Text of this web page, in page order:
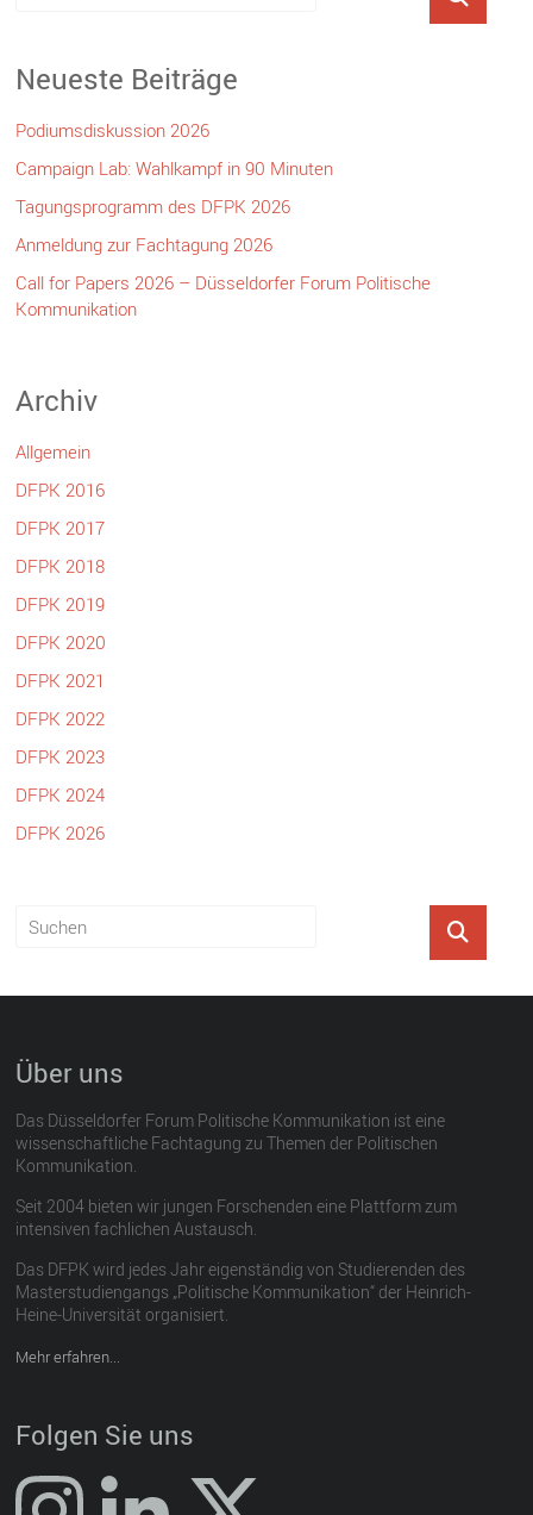
Neueste Beiträge
Podiumsdiskussion 2026
Campaign Lab: Wahlkampf in 90 Minuten
Tagungsprogramm des DFPK 2026
Anmeldung zur Fachtagung 2026
Call for Papers 2026 – Düsseldorfer Forum Politische
Kommunikation
Archiv
Allgemein
DFPK 2016
DFPK 2017
DFPK 2018
DFPK 2019
DFPK 2020
DFPK 2021
DFPK 2022
DFPK 2023
DFPK 2024
DFPK 2026
Über uns
Das Düsseldorfer Forum Politische Kommunikation ist eine
wissenschaftliche Fachtagung zu Themen der Politischen
Kommunikation.
Seit 2004 bieten wir jungen Forschenden eine Plattform zum
intensiven fachlichen Austausch.
Das DFPK wird jedes Jahr eigenständig von Studierenden des
Masterstudiengangs „Politische Kommunikation“ der Heinrich-
Heine-Universität organisiert.
Mehr erfahren...
Folgen Sie uns